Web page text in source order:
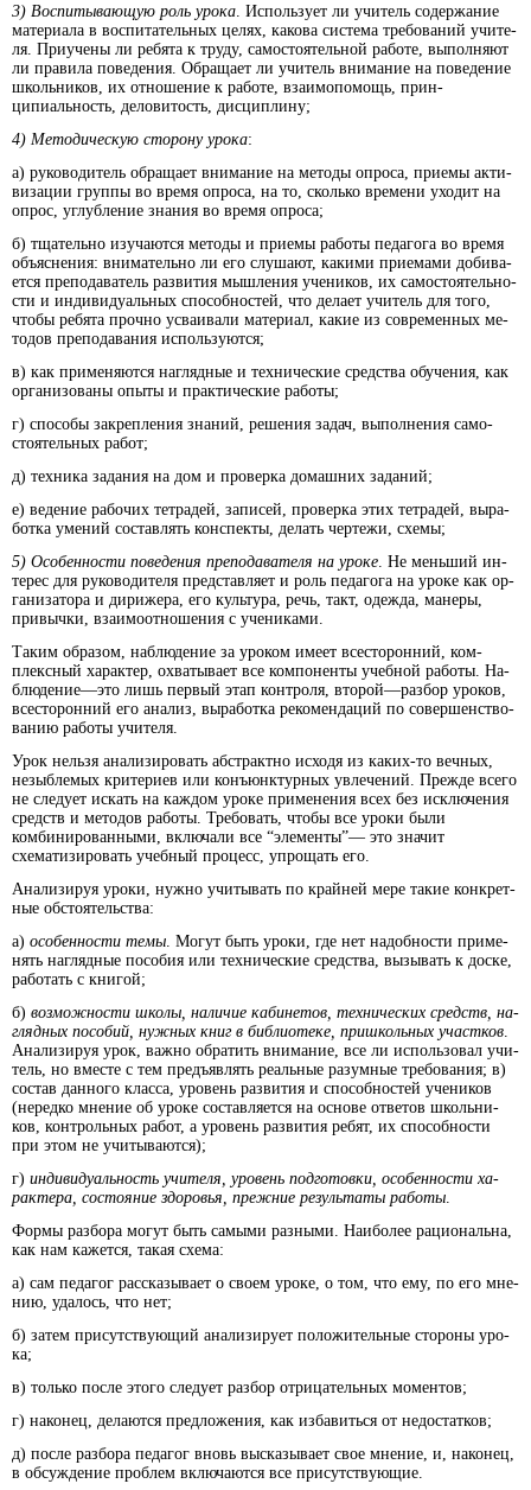
3) Вос­пи­ты­ваю­щую роль уро­ка. Ис­поль­зу­ет ли учи­тель со­дер­жа­ние
ма­те­риа­ла в вос­пи­та­тель­ных це­лях, ка­кова сис­те­ма тре­бо­ва­ний учи­те­
ля. При­уче­ны ли ре­бя­та к тру­ду, са­мо­стоя­тель­ной ра­бо­те, вы­пол­ня­ют
ли пра­ви­ла по­ведения. Об­ра­ща­ет ли учи­тель вни­ма­ние на по­ве­де­ние
школь­ни­ков, их от­но­ше­ние к ра­бо­те, взаи­мо­по­мощь, прин­
ципиальность, де­ло­ви­тость, дис­ци­п­ли­ну;
4) Ме­то­ди­че­скую сто­ро­ну уро­ка:
а) ру­ко­во­ди­тель об­ращает вни­ма­ние на ме­то­ды оп­ро­са, прие­мы ак­ти­
ви­за­ции груп­пы во вре­мя оп­ро­са, на то, сколь­ко вре­ме­ни ухо­дит на
оп­рос, уг­луб­ле­ние зна­ния во вре­мя оп­ро­са;
б) тща­тель­но изу­ча­ют­ся ме­то­ды и прие­мы ра­бо­ты пе­да­го­га во вре­мя
объ­яс­не­ния: вни­ма­тель­но ли его слу­шают, ка­ки­ми прие­ма­ми до­би­ва­
ет­ся пре­по­да­ва­тель раз­вития мыш­ле­ния уче­ни­ков, их са­мо­стоя­тель­но­
сти и инди­видуальных спо­соб­но­стей, что де­ла­ет учи­тель для то­го,
что­бы ре­бя­та проч­но ус­ваи­ва­ли ма­те­ри­ал, ка­кие из сов­ременных ме­
то­дов пре­по­да­ва­ния ис­поль­зу­ют­ся;
в) как при­ме­ня­ют­ся на­гляд­ные и тех­ни­че­ские сред­ст­ва обу­че­ния, как
ор­га­ни­зо­ва­ны опы­ты и прак­ти­че­ские ра­боты;
г) спо­со­бы за­кре­п­ле­ния зна­ний, ре­ше­ния за­дач, выпол­нения са­мо­
стоя­тель­ных ра­бот;
д) тех­ни­ка за­да­ния на дом и про­вер­ка до­маш­них за­даний;
е) ве­де­ние ра­бо­чих тет­ра­дей, за­пи­сей, про­вер­ка этих тет­ра­дей, вы­ра­
бот­ка уме­ний со­став­лять кон­спек­ты, де­лать чер­те­жи, схе­мы;
5) Осо­бен­но­сти по­ве­де­ния пре­по­да­ва­те­ля на уро­ке. Не мень­ший ин­
те­рес для ру­ко­во­ди­те­ля пред­став­ля­ет и роль пе­да­го­га на уро­ке как ор­
га­ни­за­то­ра и ди­ри­же­ра, его куль­ту­ра, речь, такт, оде­ж­да, ма­не­ры,
при­выч­ки, взаи­моотношения с уче­ни­ка­ми.
Та­ким об­ра­зом, на­блю­де­ние за уро­ком име­ет всесто­ронний, ком­
плекс­ный ха­рак­тер, ох­ва­ты­ва­ет все компонен­ты учеб­ной ра­бо­ты. На­
блю­де­ние—это лишь пер­вый этап кон­тро­ля, вто­рой—раз­бор уро­ков,
все­сто­рон­ний его ана­лиз, вы­ра­бот­ка ре­ко­мен­да­ций по со­вер­шен­ст­во­
ва­нию ра­боты учи­те­ля.
Урок нель­зя ана­ли­зи­ро­вать аб­ст­ракт­но ис­хо­дя из ка­ких-то веч­ных,
не­зыб­ле­мых кри­те­ри­ев или конъ­юнк­тур­ных ув­ле­че­ний. Пре­ж­де все­го
не сле­ду­ет ис­кать на ка­ж­дом уро­ке при­ме­не­ния всех без ис­клю­че­ния
средств и ме­то­дов ра­бо­ты. Тре­бо­вать, что­бы все уро­ки бы­ли
комбинирован­ными, вклю­ча­ли все “эле­мен­ты”— это зна­чит
схематизи­ровать учеб­ный про­цесс, уп­ро­щать его.
Ана­ли­зи­руя уро­ки, нуж­но учи­ты­вать по край­ней ме­ре та­кие кон­крет­
ные об­стоя­тель­ст­ва:
а) осо­бен­но­сти те­мы. Мо­гут быть уро­ки, где нет на­добности при­ме­
нять на­гляд­ные по­со­бия или тех­ни­че­ские сред­ст­ва, вы­зы­вать к дос­ке,
ра­бо­тать с кни­гой;
б) воз­мож­но­сти шко­лы, на­ли­чие ка­би­не­тов, техничес­ких средств, на­
гляд­ных по­со­бий, нуж­ных книг в библио­теке, при­шко­ль­ных уча­ст­ков.
Ана­ли­зи­руя урок, важ­но об­ра­тить вни­ма­ние, все ли ис­поль­зо­вал учи­
тель, но вмес­те с тем предъ­яв­лять ре­аль­ные ра­зум­ные тре­бо­ва­ния; в)
со­став дан­но­го клас­са, уро­вень раз­ви­тия и спо­соб­но­стей уче­ни­ков
(не­ред­ко мне­ние об уро­ке составляет­ся на ос­но­ве от­ве­тов школь­ни­
ков, кон­троль­ных ра­бот, а уро­вень раз­ви­тия ре­бят, их спо­соб­но­сти
при этом не учи­тываются);
г) ин­ди­ви­ду­аль­ность учи­те­ля, уро­вень под­го­тов­ки, осо­бенности ха­
рак­те­ра, со­стоя­ние здо­ро­вья, преж­ние резуль­таты ра­бо­ты.
Фор­мы раз­бо­ра мо­гут быть са­мы­ми раз­ны­ми. Наибо­лее ра­цио­наль­на,
как нам ка­жет­ся, та­кая схе­ма:
а) сам пе­да­гог рас­ска­зы­ва­ет о сво­ем уро­ке, о том, что ему, по его мне­
нию, уда­лось, что нет;
б) за­тем при­сут­ст­вую­щий ана­ли­зи­ру­ет по­ло­жи­тель­ные сто­ро­ны уро­
ка;
в) толь­ко по­сле это­го сле­ду­ет раз­бор от­ри­ца­тель­ных мо­мен­тов;
г) на­ко­нец, де­ла­ют­ся пред­ло­же­ния, как из­ба­вить­ся от не­дос­тат­ков;
д) по­сле раз­бо­ра пе­да­гог вновь вы­ска­зы­ва­ет свое мне­ние, и, на­ко­нец,
в об­су­ж­де­ние про­блем вклю­ча­ют­ся все при­сут­ст­вую­щие.